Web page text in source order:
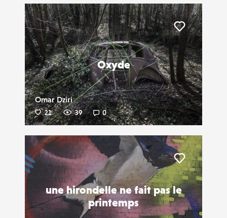
Oxyde
Omar Dziri
21 39 0
Liker
une hirondelle ne fait pas le
printemps
Liker